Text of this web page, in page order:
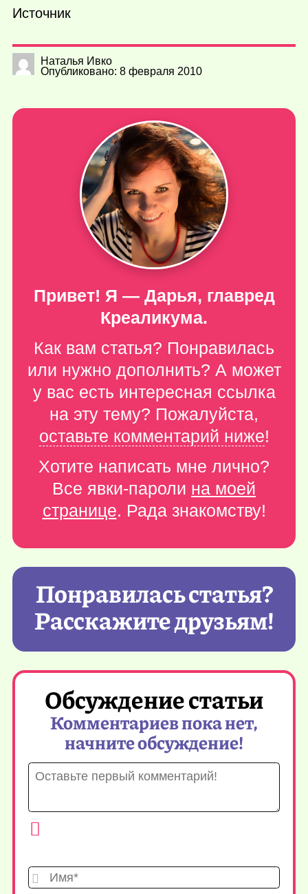
Источник
Наталья Ивко
Опубликовано: 8 февраля 2010
Привет! Я — Дарья, главред
Креаликума.
Как вам статья? Понравилась
или нужно дополнить? А может
у вас есть интересная ссылка
на эту тему? Пожалуйста,
оставьте комментарий ниже!
Хотите написать мне лично?
Все явки-пароли на моей
странице. Рада знакомству!
Понравилась статья?
Расскажите друзьям!
Обсуждение статьи
Комментариев пока нет,
начните обсуждение!
Имя*